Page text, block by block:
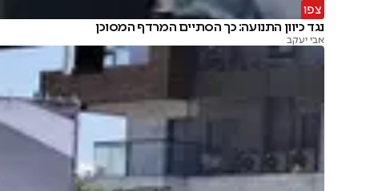
צפו
נגד כיוון התנועה: כך הסתיים המרדף המסוכן
אבי יעקב